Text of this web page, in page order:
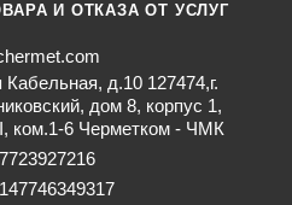
И ОТКАЗА ОТ УСЛУГ
Кабельная, д.10 127474,г.
дом 8, корпус 1,
ком.1-6 Черметком - ЧМК